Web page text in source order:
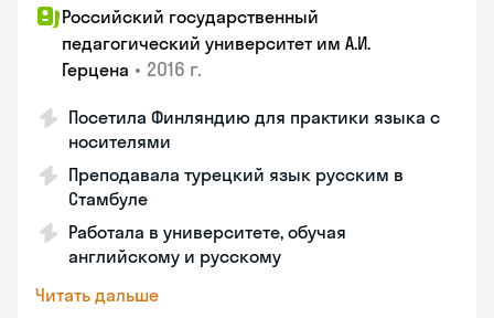
Российский государственный
педагогический университет им А.И.
Герцена • 2016 г.
Посетила Финляндию для практики языка с
носителями
Преподавала турецкий язык русским в
Стамбуле
Работала в университете, обучая
английскому и русскому
Читать дальше